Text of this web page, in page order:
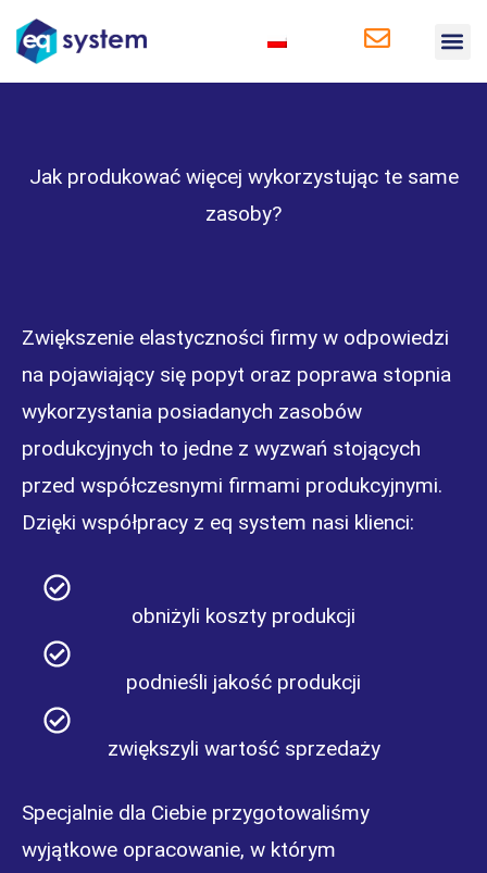
Jak produkować więcej wykorzystując te same
zasoby?
Zwiększenie elastyczności firmy w odpowiedzi
na pojawiający się popyt oraz poprawa stopnia
wykorzystania posiadanych zasobów
produkcyjnych to jedne z wyzwań stojących
przed współczesnymi firmami produkcyjnymi.
Dzięki współpracy z eq system nasi klienci:
obniżyli koszty produkcji
podnieśli jakość produkcji
zwiększyli wartość sprzedaży
Specjalnie dla Ciebie przygotowaliśmy
wyjątkowe opracowanie, w którym